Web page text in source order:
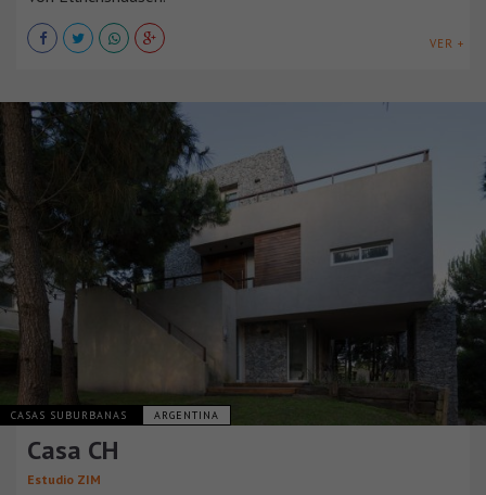
VER +
CASAS SUBURBANAS ARGENTINA
Casa CH
Estudio ZIM